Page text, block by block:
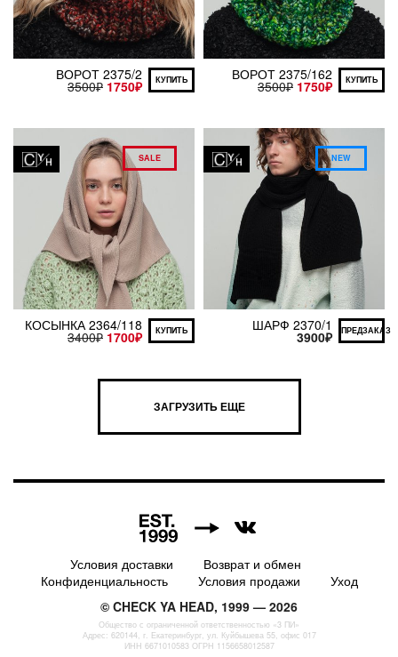
ВОРОТ 2375/2
3500₽ 1750₽ КУПИТЬ ВОРОТ 2375/162
3500₽ 1750₽ КУПИТЬ
SALE
КОСЫНКА 2364/118
3400₽ 1700₽ КУПИТЬ
NEW
ШАРФ 2370/1
3900₽ ПРЕДЗАКАЗ
ЗАГРУЗИТЬ ЕЩЕ
7
Условия доставки
Возврат и обмен
Конфиденциальность
Условия продажи
Уход
© CHECK YA HEAD, 1999 — 2026
Общество с ограниченной ответственностью «3 ПИ»
Адрес: 620144, г. Екатеринбург, ул. Куйбышева 55, офис 017
ИНН 6671010583 ОГРН 1156658012587